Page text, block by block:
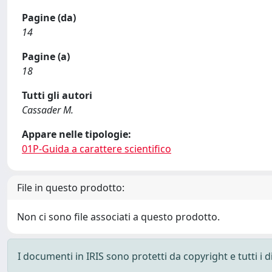
Pagine (da)
14
Pagine (a)
18
Tutti gli autori
Cassader M.
Appare nelle tipologie:
01P-Guida a carattere scientifico
File in questo prodotto:
Non ci sono file associati a questo prodotto.
I documenti in IRIS sono protetti da copyright e tutti i